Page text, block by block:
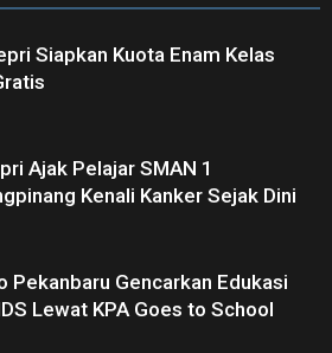
Siapkan Kuota Enam Kelas
Ajak Pelajar SMAN 1
Kenali Kanker Sejak Dini
Pekanbaru Gencarkan Edukasi
Lewat KPA Goes to School